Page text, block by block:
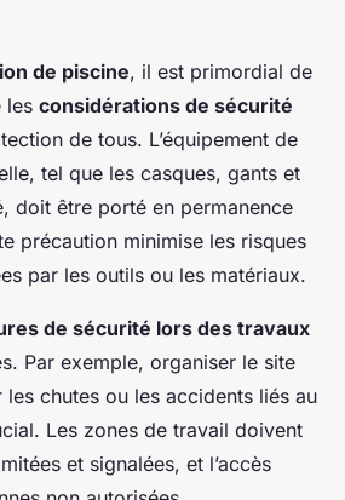
de piscine, il est primordial de
les considérations de sécurité
de tous. L’équipement de
tel que les casques, gants et
doit être porté en permanence
précaution minimise les risques
par les outils ou les matériaux.
de sécurité lors des travaux
Par exemple, organiser le site
chutes ou les accidents liés au
Les zones de travail doivent
et signalées, et l’accès